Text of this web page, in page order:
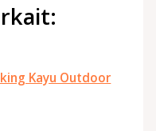
Kayu Outdoor